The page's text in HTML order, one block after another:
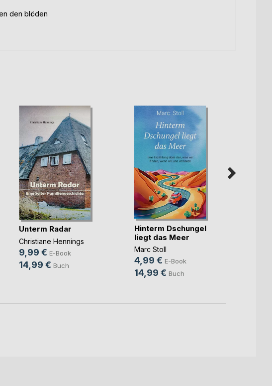
den blöden
Unterm Radar
Christiane Hennings
9,99 € E-Book
14,99 € Buch
Hinterm Dschungel
liegt das Meer
Marc Stoll
4,99 € E-Book
14,99 € Buch